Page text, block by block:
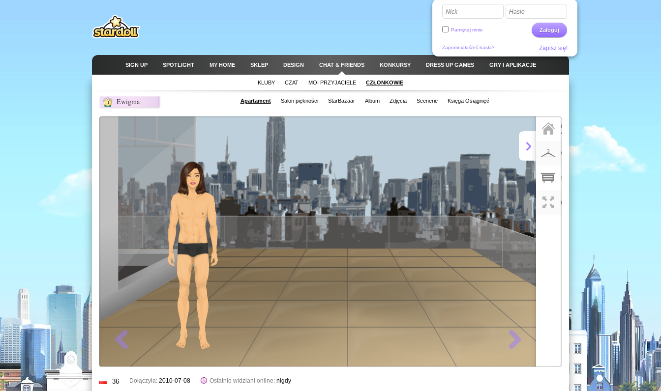
Nick Hasło
Zaloguj
Pamiętaj mnie
Zapomniałaś/eś hasła? Zapisz się!
SIGN UP SPOTLIGHT MY HOME SKLEP DESIGN CHAT & FRIENDS KONKURSY DRESS UP GAMES GRY I APLIKACJE
KLUBY CZAT MOI PRZYJACIELE CZŁONKOWIE
Ewigma
1 Apartament Salon piękności StarBazaar Album Zdjęcia Scenerie Księga Osiągnięć
36 Dołączyła: 2010-07-08 Ostatnio widziani online: nigdy